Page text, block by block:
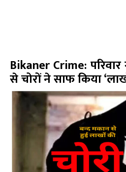
Bikaner Crime:
से चोरों ने साफ किया